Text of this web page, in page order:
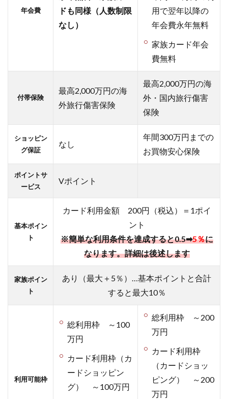
元！
イン
1.5
三井住
友カー
ド
イト経
由が断
2
【画
像つき】
「三井住
で一
年会費
ドも同様（人数制限
なし）
用で翌年以降の
年会費永年無料
家族カード年会
費無料
付帯保険
最高2,000万円の海
外旅行傷害保険
最高2,000万円の海
外・国内旅行傷害
保険
ショッピン
グ保証
なし
年間300万円までの
お買物安心保険
ポイントサ
ービス
Vポイント
基本ポイン
ト
カード利用金額 200円（税込）＝1ポイ
ント
※簡単な利用条件を達成すると0.5➡5％に
なります。詳細は後述します
家族ポイン
ト
あり（最大＋5％）…基本ポイントと合計
すると最大10％
利用可能枠
総利用枠 ～100
万円
カード利用枠（カ
ードショッピン
グ）
～100万円
総利用枠 ～200
万円
カード利用枠
（カードショッ
ピング） ～200
万円